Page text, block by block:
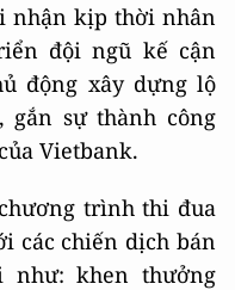
nhận kịp thời nhân
đội ngũ kế cận
động xây dựng lộ
sự thành công
Vietbank.
trình thi đua
các chiến dịch bán
như: khen thưởng